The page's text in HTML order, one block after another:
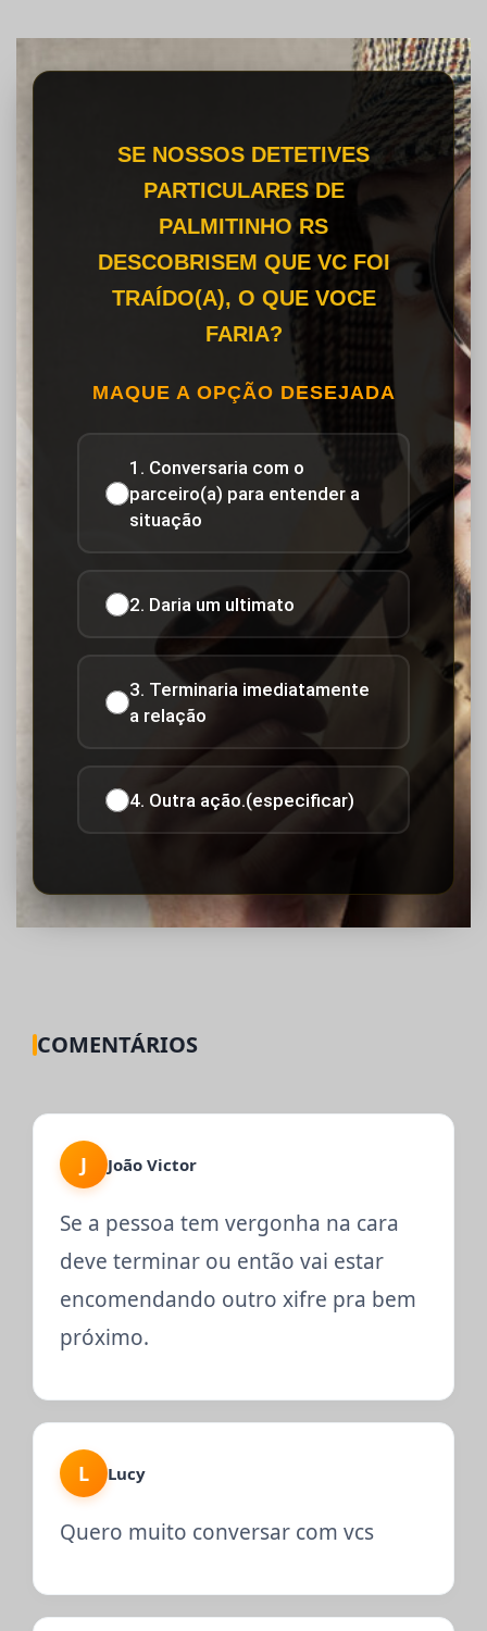
SE NOSSOS DETETIVES
PARTICULARES DE
PALMITINHO RS
DESCOBRISEM QUE VC FOI
TRAÍDO(A), O QUE VOCE
FARIA?
MAQUE A OPÇÃO DESEJADA
1. Conversaria com o
parceiro(a) para entender a
situação
2. Daria um ultimato
3. Terminaria imediatamente
a relação
4. Outra ação.(especificar)
COMENTÁRIOS
J João Victor
Se a pessoa tem vergonha na cara
deve terminar ou então vai estar
encomendando outro xifre pra bem
próximo.
L Lucy
Quero muito conversar com vcs